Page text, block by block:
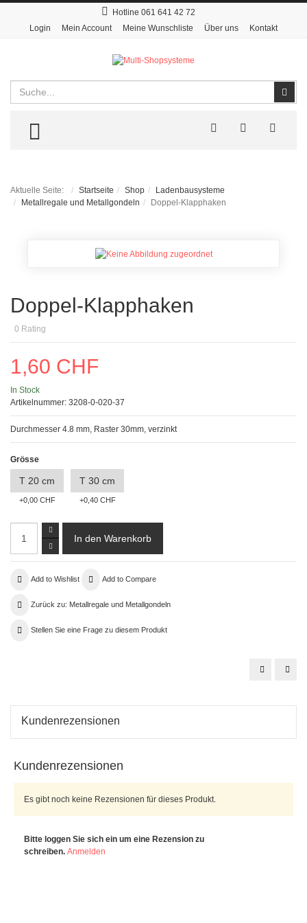
Hotline 061 641 42 72
Login
Mein Account Meine Wunschliste Über uns Kontakt
TOGGLE MENU
Aktuelle Seite: Startseite Shop
Ladenbausysteme
Metallregale und Metallgondeln
Doppel-Klapphaken
Doppel-Klapphaken
0 Rating
1,60 CHF
In Stock
Artikelnummer: 3208-0-020-37
Durchmesser 4.8 mm, Raster 30mm, verzinkt
Grösse
T 20 cm
+0,00 CHF
T 30 cm
+0,40 CHF
Add to Wishlist Add to Compare
Zurück zu: Metallregale und Metallgondeln
Stellen Sie eine Frage zu diesem Produkt
Wandregal
Kundenrezensionen
Kundenrezensionen
Es gibt noch keine Rezensionen für dieses Produkt.
Bitte loggen Sie sich ein um eine Rezension zu
schreiben. Anmelden